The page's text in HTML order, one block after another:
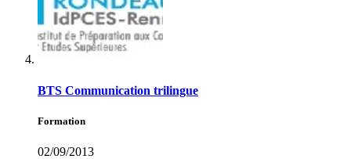
BTS Communication trilingue
Formation
02/09/2013